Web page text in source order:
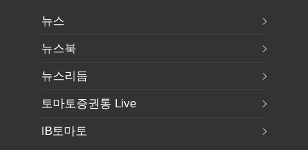
뉴스
뉴스북
뉴스리듬
토마토증권통 Live
IB토마토